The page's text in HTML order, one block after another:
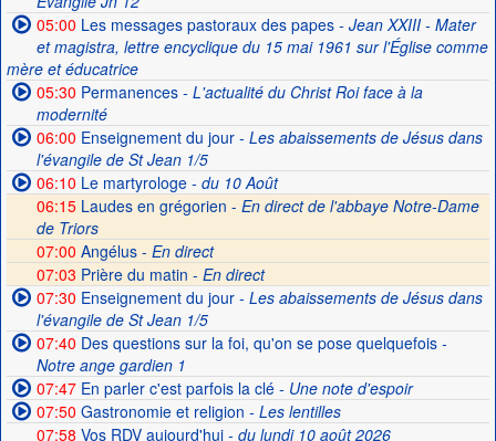
05:00 Les messages pastoraux des papes- Jean XXIII - Mater
et magistra, lettre encyclique du 15 mai 1961 sur l'Église comme
mère et éducatrice
05:30 Permanences- L'actualité du Christ Roi face à la
modernité
06:00 Enseignement du jour- Les abaissements de Jésus dans
l'évangile de St Jean 1/5
06:10 Le martyrologe- du 10 Août
06:15Laudes en grégorien - En direct de l'abbaye Notre-Dame
de Triors
07:00 Angélus - En direct
07:03 Prière du matin - En direct
07:30 Enseignement du jour- Les abaissements de Jésus dans
l'évangile de St Jean 1/5
07:40 Des questions sur la foi, qu'on se pose quelquefois-
Notre ange gardien 1
07:47En parler c'est parfois la clé- Une note d'espoir
07:50 Gastronomie et religion - Les lentilles
07:58 Vos RDV aujourd'hui- du lundi 10 août 2026